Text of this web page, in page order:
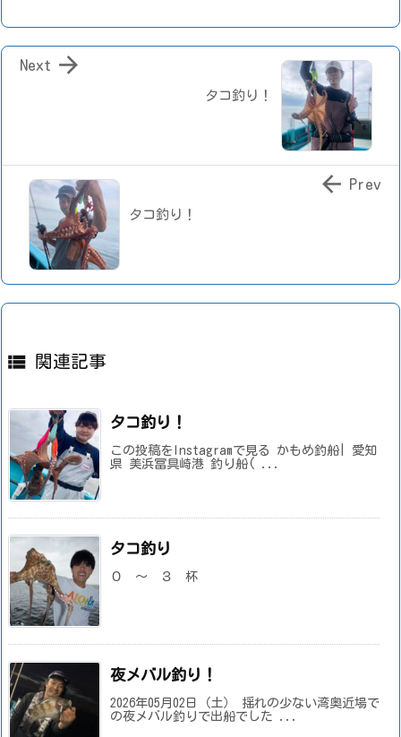
タコ釣り！

Next
タコ釣り！
 Prev
 関連記事
タコ釣り！
この投稿をInstagramで見る かもめ釣船| 愛知
県 美浜冨具崎港 釣り船( ...
タコ釣り
０ ～ ３ 杯
夜メバル釣り！
2026年05月02日（土） 揺れの少ない湾奥近場で
の夜メバル釣りで出船でした ...